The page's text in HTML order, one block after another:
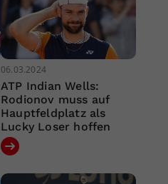
06.03.2024
ATP Indian Wells:
Rodionov muss auf
Hauptfeldplatz als
Lucky Loser hoffen